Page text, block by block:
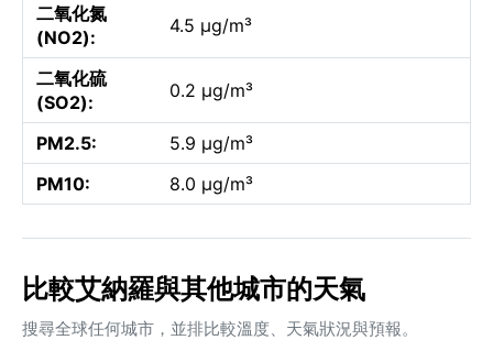
二氧化氮
(NO2):
4.5 µg/m³
二氧化硫
(SO2):
0.2 µg/m³
PM2.5:
5.9 µg/m³
PM10:
8.0 µg/m³
比較艾納羅與其他城市的天氣
搜尋全球任何城市，並排比較溫度、天氣狀況與預報。